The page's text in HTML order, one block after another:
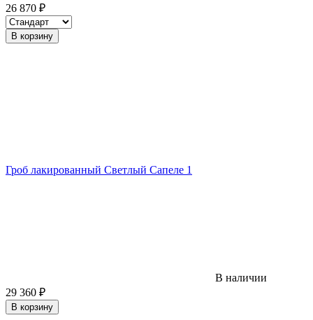
26 870 ₽
В корзину
Гроб лакированный Светлый Сапеле 1
В наличии
29 360 ₽
В корзину